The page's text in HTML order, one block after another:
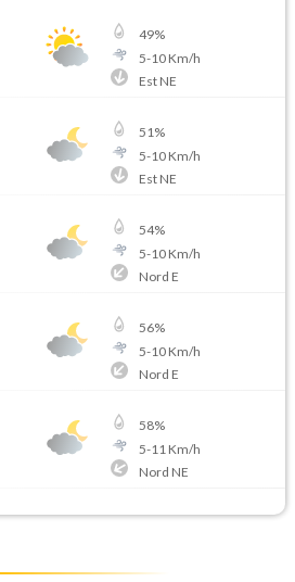
49%
5-10Km/h
Est NE
51%
5-10Km/h
Est NE
54%
5-10Km/h
Nord E
56%
5-10Km/h
Nord E
58%
5-11 Km/h
Nord NE